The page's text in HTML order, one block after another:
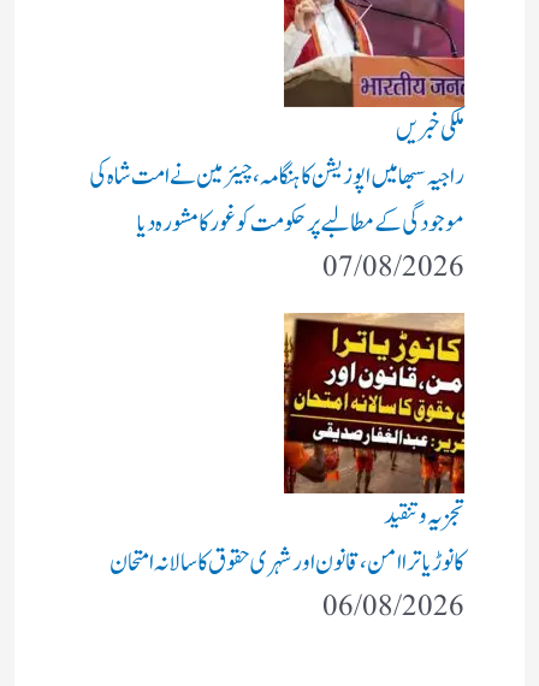
ملکی خبریں
راجیہ سبھا میں اپوزیشن کا ہنگامہ، چیئرمین نے امت شاہ کی
موجودگی کے مطالبے پر حکومت کو غور کا مشورہ دیا
07/08/2026
تجزیہ و تنقید
کانوڑ یاترا امن،قانون اور شہری حقوق کا سالانہ امتحان
06/08/2026